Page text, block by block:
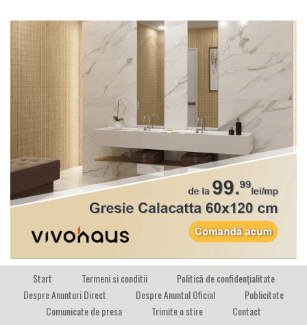
Start Termeni si conditii
Politică de confidențialitate
Despre Anunturi Direct
Despre Anuntul Oficial
Publicitate
Comunicate de presa
Trimite o stire Contact